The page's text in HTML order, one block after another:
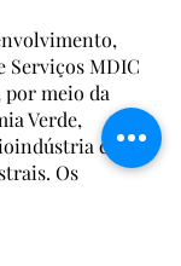
Serviços MDIC
meio da
Verde,
e as
Os